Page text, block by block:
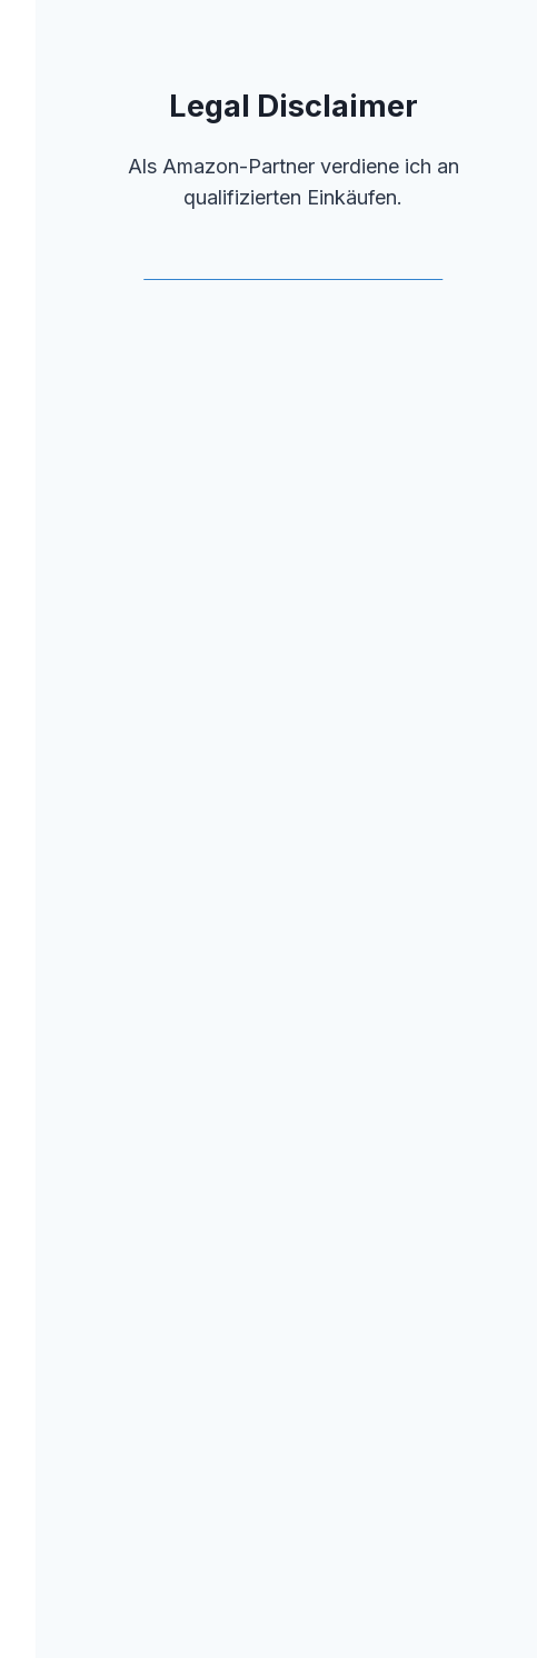
Legal Disclaimer
Als Amazon-Partner verdiene ich an
qualifizierten Einkäufen.